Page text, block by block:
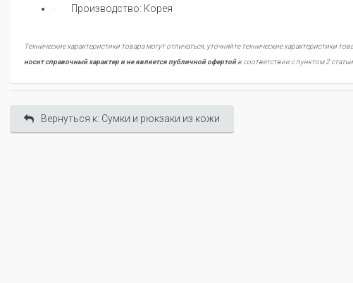
· Производство: Корея
Технические характеристики товара могут отличаться, уточняйте технические характеристики
носит справочный характер и не является публичной офертойв соответствии с пунктом 2
Вернуться к: Сумки и рюкзаки из кожи